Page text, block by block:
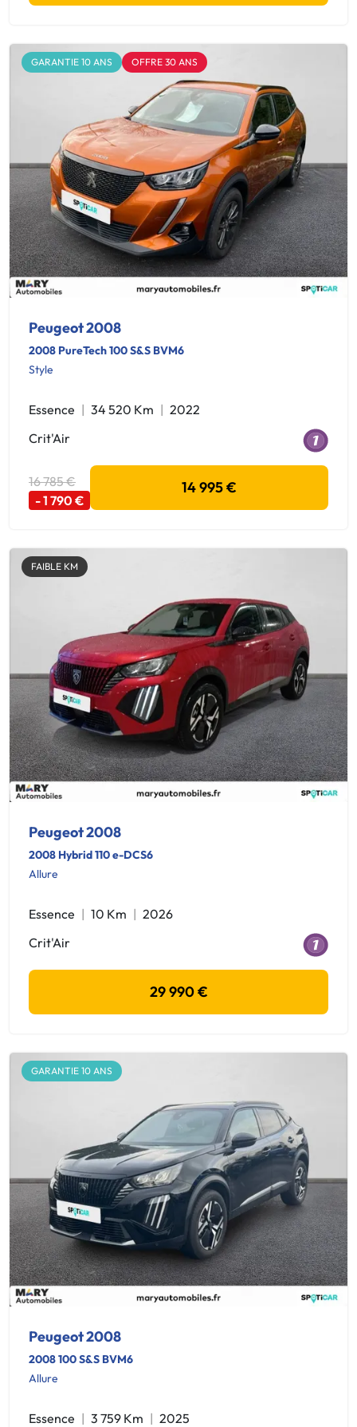
GARANTIE 10 ANS OFFRE 30 ANS
Peugeot 2008
2008 PureTech 100 S&S BVM6
Style
Essence 34 520 Km
2022
Crit'Air
16 785 €
- 1 790 €
14 995 €
FAIBLE KM
Peugeot 2008
2008 Hybrid 110 e-DCS6
Allure
Essence 10 Km
2026
Crit'Air
29 990 €
GARANTIE 10 ANS
Peugeot 2008
2008 100 S&S BVM6
Allure
Essence 3 759 Km
2025